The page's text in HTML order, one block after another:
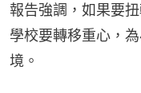
報告強調，如果要
學校要轉移重心，
境。